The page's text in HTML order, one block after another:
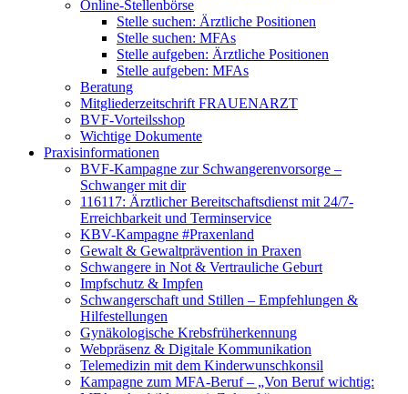
Online-Stellenbörse
Stelle suchen: Ärztliche Positionen
Stelle suchen: MFAs
Stelle aufgeben: Ärztliche Positionen
Stelle aufgeben: MFAs
Beratung
Mitgliederzeitschrift FRAUENARZT
BVF-Vorteilsshop
Wichtige Dokumente
Praxisinformationen
BVF-Kampagne zur Schwangerenvorsorge –
Schwanger mit dir
116117: Ärztlicher Bereitschaftsdienst mit 24/7-
Erreichbarkeit und Terminservice
KBV-Kampagne #Praxenland
Gewalt & Gewaltprävention in Praxen
Schwangere in Not & Vertrauliche Geburt
Impfschutz & Impfen
Schwangerschaft und Stillen – Empfehlungen &
Hilfestellungen
Gynäkologische Krebsfrüherkennung
Webpräsenz & Digitale Kommunikation
Telemedizin mit dem Kinderwunschkonsil
Kampagne zum MFA-Beruf – „Von Beruf wichtig: